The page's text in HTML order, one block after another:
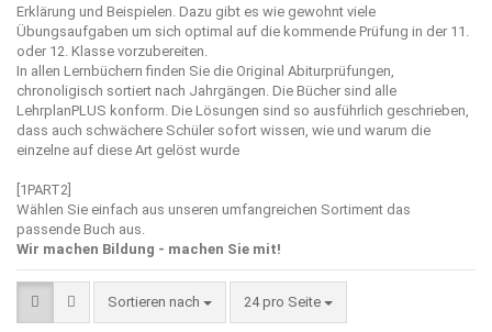
Erklärung und Beispielen. Dazu gibt es wie gewohnt viele
Übungsaufgaben um sich optimal auf die kommende Prüfung in der 11.
oder 12. Klasse vorzubereiten.
In allen Lernbüchern finden Sie die Original Abiturprüfungen,
chronoligisch sortiert nach Jahrgängen. Die Bücher sind alle
LehrplanPLUS konform. Die Lösungen sind so ausführlich geschrieben,
dass auch schwächere Schüler sofort wissen, wie und warum die
einzelne auf diese Art gelöst wurde
[1PART2]
Wählen Sie einfach aus unseren umfangreichen Sortiment das
passende Buch aus.
Wir machen Bildung - machen Sie mit!
Sortieren nach
Sortieren nach 24 pro Seite
pro Seite